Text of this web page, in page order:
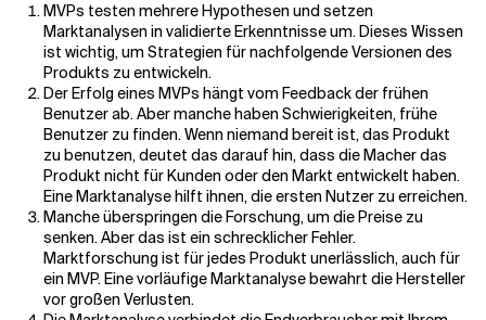
MVPs testen mehrere Hypothesen und setzen
Marktanalysen in validierte Erkenntnisse um. Dieses Wissen
ist wichtig, um Strategien für nachfolgende Versionen des
Produkts zu entwickeln.
Der Erfolg eines MVPs hängt vom Feedback der frühen
Benutzer ab. Aber manche haben Schwierigkeiten, frühe
Benutzer zu finden. Wenn niemand bereit ist, das Produkt
zu benutzen, deutet das darauf hin, dass die Macher das
Produkt nicht für Kunden oder den Markt entwickelt haben.
Eine Marktanalyse hilft ihnen, die ersten Nutzer zu erreichen.
Manche überspringen die Forschung, um die Preise zu
senken. Aber das ist ein schrecklicher Fehler.
Marktforschung ist für jedes Produkt unerlässlich, auch für
ein MVP. Eine vorläufige Marktanalyse bewahrt die Hersteller
vor großen Verlusten.